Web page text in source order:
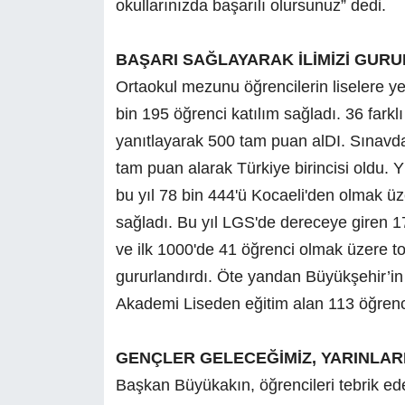
okullarınızda başarılı olursunuz” dedi.
BAŞARI SAĞLAYARAK İLİMİZİ
Ortaokul mezunu öğrencilerin liselere
bin 195 öğrenci katılım sağladı. 36
yanıtlayarak 500 tam puan alDI.
tam puan alarak Türkiye birincisi oldu.
bu yıl 78 bin 444'ü Kocaeli'den olmak
sağladı. Bu yıl LGS'de dereceye giren
ve ilk 1000'de 41 öğrenci olmak üzere
gururlandırdı. Öte yandan
Akademi Liseden eğitim alan 113
GENÇLER GELECEĞİMİZ,
Başkan Büyükakın, öğrencileri tebrik